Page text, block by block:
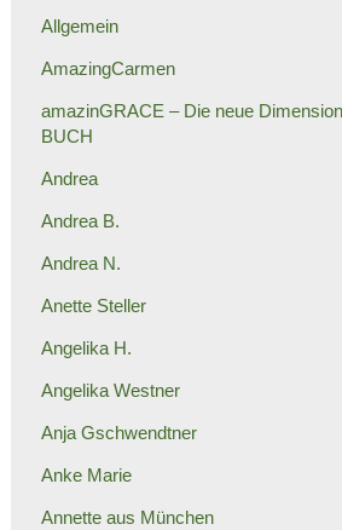
Allgemein
AmazingCarmen
amazinGRACE – Die neue
BUCH
Andrea
Andrea B.
Andrea N.
Anette Steller
Angelika H.
Angelika Westner
Anja Gschwendtner
Anke Marie
Annette aus München